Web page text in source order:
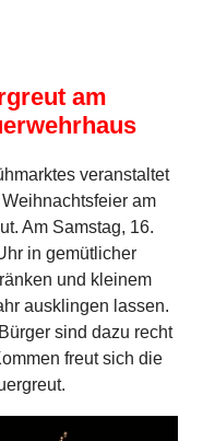
am
veranstaltet
am
Am Samstag, 16.
in gemütlicher
und kleinem
ausklingen lassen.
sind dazu recht
freut sich die